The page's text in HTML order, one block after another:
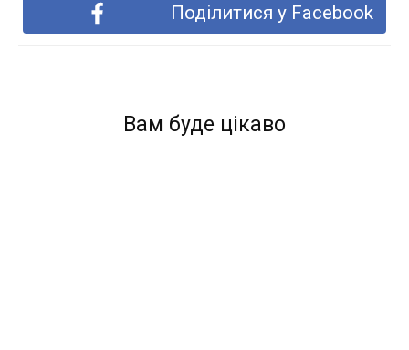
Поділитися у Facebook
Вам буде цікаво